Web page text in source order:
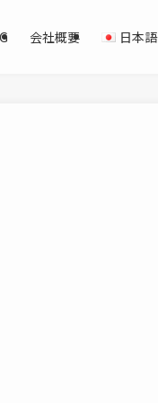
会社概要 日本語